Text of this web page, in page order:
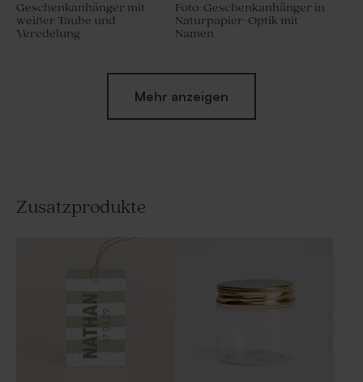
Geschenkanhänger mit
weißer Taube und
Veredelung
Foto-Geschenkanhänger in
Naturpapier-Optik mit
Namen
Mehr anzeigen
Zusatzprodukte